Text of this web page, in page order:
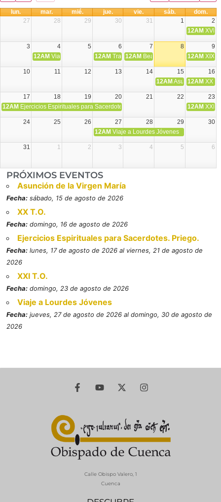
lun. mar. mié. jue. vie. sáb.
dom.
27
28 29 30 31 1
2
12AM XVIII
3 4 5 6 7 8
9
12AM Viaje Diocesano a Japón.
12AM Transfiguración del Señor
12AM Beatos Cruz Laplana,
12AM XIX
10 11 12 13 14 15
16
12AM Asunción de la
12AM XX
17 18 19 20 21 22
23
12AM Ejercicios Espirituales para Sacerdotes. Priego. 12AM XXI
24 25 26 27 28 29
30
12AM Viaje a Lourdes Jóvenes
31 1 2 3 4 5 6
PRÓXIMOS EVENTOS
Asunción de la Virgen María
Fecha: sábado, 15 de agosto de 2026
XX T.O.
Fecha: domingo, 16 de agosto de 2026
Ejercicios Espirituales para Sacerdotes. Priego.
Fecha: lunes, 17 de agosto de 2026 al viernes, 21 de agosto de
2026
XXI T.O.
Fecha: domingo, 23 de agosto de 2026
Viaje a Lourdes Jóvenes
Fecha: jueves, 27 de agosto de 2026 al domingo, 30 de agosto de
2026
Calle Obispo Valero, 1
Cuenca